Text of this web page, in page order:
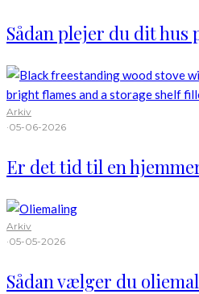
Sådan plejer du dit hus
Arkiv
·05-06-2026
Er det tid til en
Arkiv
·05-05-2026
Sådan vælger du